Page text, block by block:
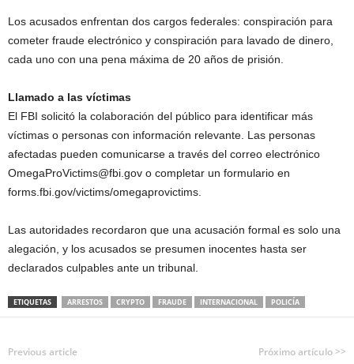
Los acusados enfrentan dos cargos federales: conspiración para
cometer fraude electrónico y conspiración para lavado de dinero,
cada uno con una pena máxima de 20 años de prisión.
Llamado a las víctimas
El FBI solicitó la colaboración del público para identificar más
víctimas o personas con información relevante. Las personas
afectadas pueden comunicarse a través del correo electrónico
OmegaProVictims@fbi.gov o completar un formulario en
forms.fbi.gov/victims/omegaprovictims.
Las autoridades recordaron que una acusación formal es solo una
alegación, y los acusados se presumen inocentes hasta ser
declarados culpables ante un tribunal.
ETIQUETAS ARRESTOS CRYPTO FRAUDE INTERNACIONAL POLICÍA
Previous article Próximo artículo >>